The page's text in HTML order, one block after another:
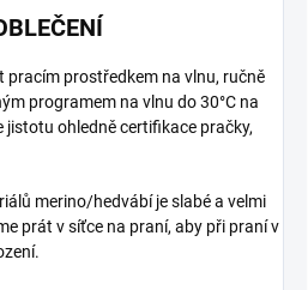
pracím prostředkem na vlnu, ručně
programem na vlnu do 30°C na
jistotu ohledně certifikace pračky,
merino/hedvábí je slabé a velmi
prát v síťce na praní, aby při praní v